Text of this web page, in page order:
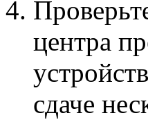
центра
сдаче